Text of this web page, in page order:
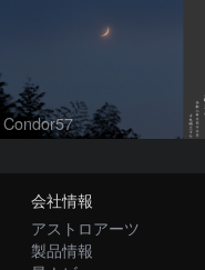
Condor57
会社情報
アストロアーツ
製品情報